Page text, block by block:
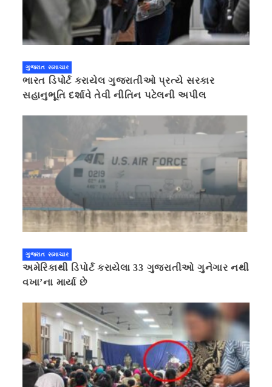
ગુજરાત સમાચાર
ભારત ડિપોર્ટ કરાયેલ ગુજરાતીઓ પ્રત્યે સરકાર
સહાનુભૂતિ દર્શાવે તેવી નીતિન પટેલની અપીલ
ગુજરાત સમાચાર
અમેરિકાથી ડિપોર્ટ કરાયેલા 33 ગુજરાતીઓ ગુનેગાર નથી
વખા’ના માર્યા છે